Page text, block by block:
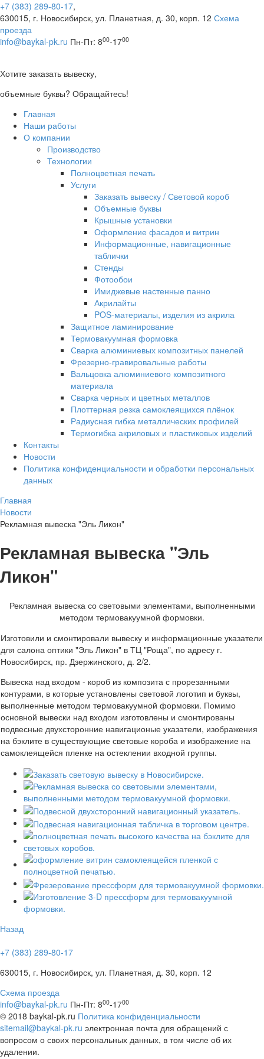
+7 (383) 289-80-17,
630015, г. Новосибирск, ул. Планетная, д. 30, корп. 12 Схема
проезда
info@baykal-pk.ru Пн-Пт: 800-1700
Хотите заказать вывеску,
объемные буквы? Обращайтесь!
Главная
Наши работы
О компании
Производство
Технологии
Полноцветная печать
Услуги
Заказать вывеску / Световой короб
Объемные буквы
Крышные установки
Оформление фасадов и витрин
Информационные, навигационные
таблички
Стенды
Фотообои
Имиджевые настенные панно
Акрилайты
POS-материалы, изделия из акрила
Защитное ламинирование
Термовакуумная формовка
Сварка алюминиевых композитных панелей
Фрезерно-гравировальные работы
Вальцовка алюминиевого композитного
материала
Сварка черных и цветных металлов
Плоттерная резка самоклеящихся плёнок
Радиусная гибка металлических профилей
Термогибка акриловых и пластиковых изделий
Контакты
Новости
Политика конфиденциальности и обработки персональных
данных
Главная
Новости
Рекламная вывеска "Эль Ликон"
Рекламная вывеска "Эль
Ликон"
Рекламная вывеска со световыми элементами, выполненными
методом термовакуумной формовки.
Изготовили и смонтировали вывеску и информационные указатели
для салона оптики "Эль Ликон" в ТЦ "Роща", по адресу г.
Новосибирск, пр. Дзержинского, д. 2/2.
Вывеска над входом - короб из композита с прорезанными
контурами, в которые установлены световой логотип и буквы,
выполненные методом термовакуумной формовки. Помимо
основной вывески над входом изготовлены и смонтированы
подвесные двухсторонние навигационые указатели, изображения
на бэклите в существующие световые короба и изображение на
самоклеящейся пленке на остеклении входной группы.
Назад
+7 (383) 289-80-17
630015, г. Новосибирск, ул. Планетная, д. 30, корп. 12
Схема проезда
info@baykal-pk.ru Пн-Пт: 800-1700
© 2018 baykal-pk.ru Политика конфиденциальности
sitemail@baykal-pk.ru электронная почта для обращений с
вопросом о своих персональных данных, в том числе об их
удалении.